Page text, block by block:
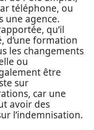
téléphone, ou
une agence.
qu’il
d’une formation
les changements
ou
être
sur
car une
avoir des
l’indemnisation.